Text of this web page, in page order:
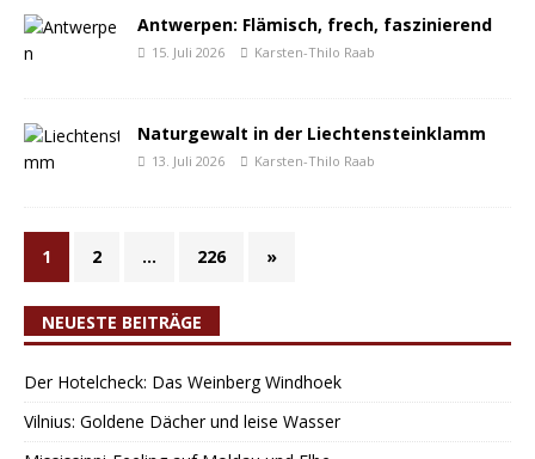
Antwerpen: Flämisch, frech, faszinierend
15. Juli 2026 Karsten-Thilo Raab
Naturgewalt in der Liechtensteinklamm
13. Juli 2026 Karsten-Thilo Raab
1 2 … 226 »
NEUESTE BEITRÄGE
Der Hotelcheck: Das Weinberg Windhoek
Vilnius: Goldene Dächer und leise Wasser